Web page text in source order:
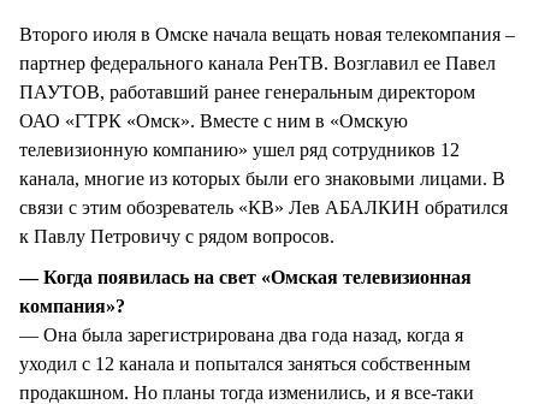
Второго июля в Омске начала вещать новая телекомпания –
партнер федерального канала РенТВ. Возглавил ее Павел
ПАУТОВ, работавший ранее генеральным директором
ОАО «ГТРК «Омск». Вместе с ним в «Омскую
телевизионную компанию» ушел ряд сотрудников 12
канала, многие из которых были его знаковыми лицами. В
связи с этим обозреватель «КВ» Лев АБАЛКИН обратился
к Павлу Петровичу с рядом вопросов.
— Когда появилась на свет «Омская телевизионная
компания»?
— Она была зарегистрирована два года назад, когда я
уходил с 12 канала и попытался заняться собственным
продакшном. Но планы тогда изменились, и я все-таки